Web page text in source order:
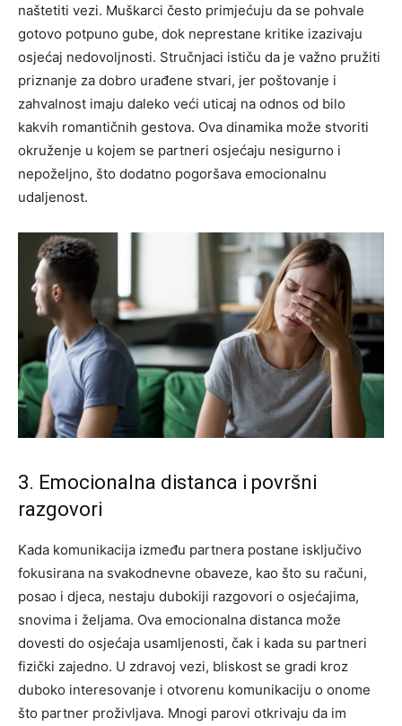
naštetiti vezi. Muškarci često primjećuju da se pohvale
gotovo potpuno gube, dok neprestane kritike izazivaju
osjećaj nedovoljnosti. Stručnjaci ističu da je važno pružiti
priznanje za dobro urađene stvari, jer poštovanje i
zahvalnost imaju daleko veći uticaj na odnos od bilo
kakvih romantičnih gestova. Ova dinamika može stvoriti
okruženje u kojem se partneri osjećaju nesigurno i
nepoželjno, što dodatno pogoršava emocionalnu
udaljenost.
3. Emocionalna distanca i površni
razgovori
Kada komunikacija između partnera postane isključivo
fokusirana na svakodnevne obaveze, kao što su računi,
posao i djeca, nestaju dubokiji razgovori o osjećajima,
snovima i željama. Ova emocionalna distanca može
dovesti do osjećaja usamljenosti, čak i kada su partneri
fizički zajedno. U zdravoj vezi, bliskost se gradi kroz
duboko interesovanje i otvorenu komunikaciju o onome
što partner proživljava. Mnogi parovi otkrivaju da im